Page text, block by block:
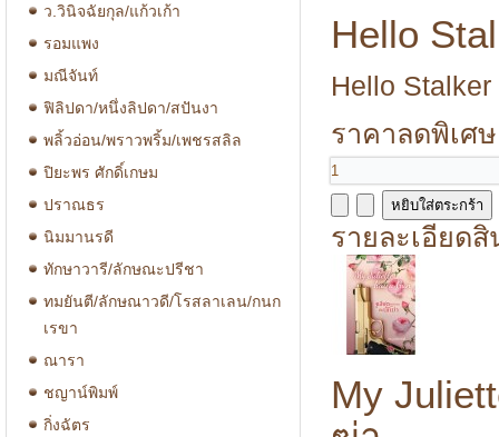
ว.วินิจฉัยกุล/แก้วเก้า
รอมแพง
มณีจันท์
ฟิลิปดา/หนึ่งลิปดา/สปันงา
พลิ้วอ่อน/พราวพริ้ม/เพชรสลิล
ปิยะพร ศักดิ์เกษม
ปราณธร
นิมมานรดี
ทักษาวารี/ลักษณะปรีชา
ทมยันตี/ลักษณาวดี/โรสลาเลน/กนก
เรขา
ณารา
ชญาน์พิมพ์
กิ่งฉัตร
Hello
Hello
ราคาลดพิเศ
รายละเอียด
My